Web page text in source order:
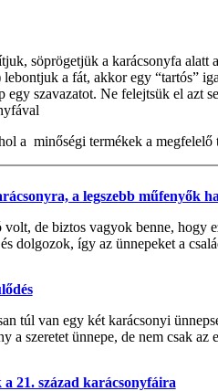
söprögetjük a karácsonyfa
a fát, akkor egy “tartós”
szavazatot. Ne felejtsük el azt
a minőségi termékek a
a legszebb műfenyők
de biztos vagyok benne, hogy
dolgozok, így az ünnepeket a
túl van egy két karácsonyi
a szeretet ünnepe, de nem csak
21. század karácsonyfáira